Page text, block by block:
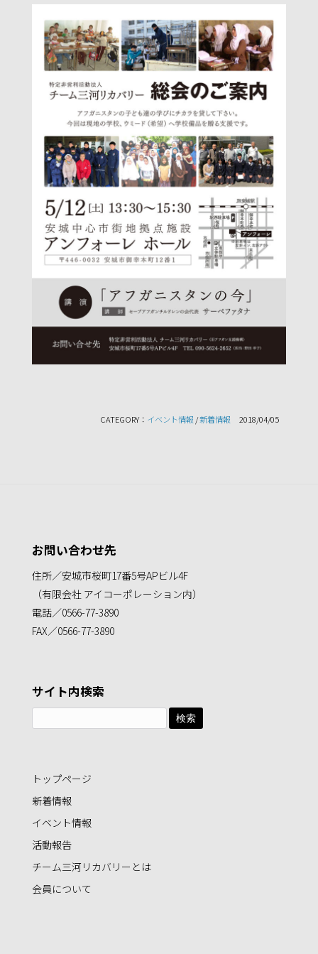
CATEGORY： イベント情報 /新着情報 2018/04/05
お問い合わせ先
住所／安城市桜町17番5号APビル4F
（有限会社 アイコーポレーション内）
電話／0566-77-3890
FAX／0566-77-3890
サイト内検索
トップページ
新着情報
イベント情報
活動報告
チーム三河リカバリーとは
会員について